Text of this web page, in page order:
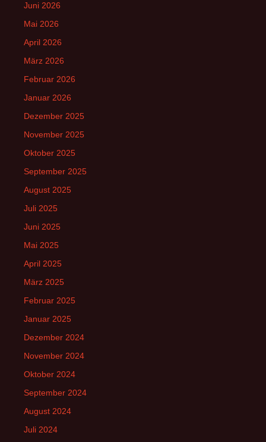
Juni 2026
Mai 2026
April 2026
März 2026
Februar 2026
Januar 2026
Dezember 2025
November 2025
Oktober 2025
September 2025
August 2025
Juli 2025
Juni 2025
Mai 2025
April 2025
März 2025
Februar 2025
Januar 2025
Dezember 2024
November 2024
Oktober 2024
September 2024
August 2024
Juli 2024